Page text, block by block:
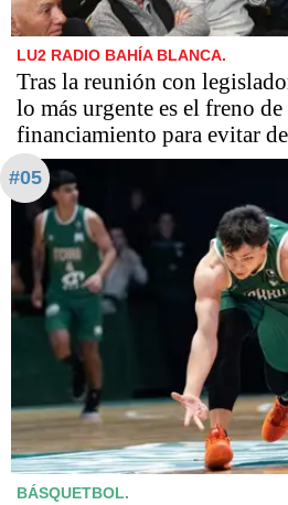
LU2 RADIO BAHÍA BLANCA.
Tras la reunión con
lo más urgente es el freno
financiamiento para evitar
#05
BÁSQUETBOL.